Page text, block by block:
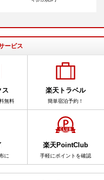
ービス
ス
無料
楽天トラベル
簡単宿泊予約！
に
楽天PointClub
手軽にポイントを確認